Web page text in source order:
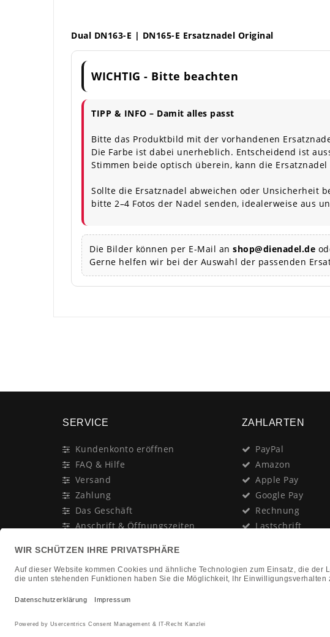
Dual DN163-E | DN165-E Ersatznadel Original
WICHTIG - Bitte beachten
TIPP & INFO – Damit alles passt
Bitte das Produktbild mit der vorhandenen
Die Farbe ist dabei unerheblich. Entscheidend ist
Stimmen beide optisch überein, kann die
Sollte die Ersatznadel abweichen oder Unsicherheit
bitte 2–4 Fotos der Nadel senden, idealerweise aus
Die Bilder können per E-Mail an shop@dienadel.de
Gerne helfen wir bei der Auswahl der passenden
SERVICE
Kundenkonto eröffnen
FAQ & Hilfe
Versand
Zahlung
Das Geschäft
Anschrift & Öffnungszeiten
Newsletter
In Gedenken an:
Jürgen Duhn
ZAHLARTEN
PayPal
Amazon
Apple Pay
Google Pay
Rechnung
Lastschrift
Nachnahme